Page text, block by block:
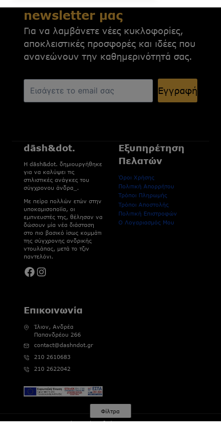
Φίλτρα
newsletter μας
Για να λαμβάνετε νέες κυκλοφορίες,
αποκλειστικές προσφορές και ιδέες που
ανανεώνουν την καθημερινότητά σας.
Εγγραφή
dāsh&dot.
H dāsh&dot. δημιουργήθηκε
για να καλύψει τις
στιλιστικές ανάγκες του
σύγχρονου άνδρα_.
Με πείρα πολλών ετών στην
υποκαμισοποϊία, οι
εμπνευστές της, θέλησαν να
δώσουν μία νέα διάσταση
στο πιο βασικό ίσως κομμάτι
της σύγχρονης ανδρικής
ντουλάπας, μετά το τζιν
παντελόνι.
Facebook
Instagram
Εξυπηρέτηση
Πελατών
Όροι Χρήσης
Πολιτική Απορρήτου
Τρόποι Πληρωμής
Τρόποι Αποστολής
Πολιτική Επιστροφών
Ο Λογαριασμός Μου
Επικοινωνία
Ίλιον, Ανδρέα
Παπανδρέου 266
contact@dashndot.gr
210 2610683
210 2622042
© 2026 Dash&Dot | Αριθμός Γ.Ε.ΜΗ : 121802802000